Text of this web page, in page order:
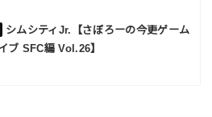
シムシティJr.【さぼろーの今更ゲーム
ブ SFC編 Vol.26】